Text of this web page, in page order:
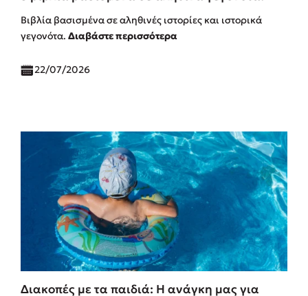
Βιβλία βασισμένα σε αληθινές ιστορίες και ιστορικά
γεγονότα. Διαβάστε περισσότερα
22/07/2026
Διακοπές με τα παιδιά: Η ανάγκη μας για